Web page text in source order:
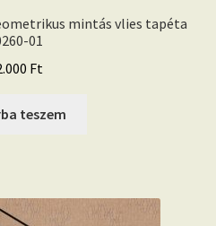
mintás vlies tapéta
01
Ft
teszem